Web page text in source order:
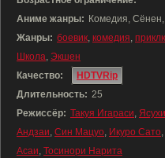
Аниме жанры: Комедия,
Жанры: боевик, комедия,
Школа, Экшен
Качество:
HDTVRip
Длительность: 25
Режиссёр: Такуя Игараси,
Андзаи, Син Мацуо, Икуро Сато,
Асаи, Тосинори Нарита